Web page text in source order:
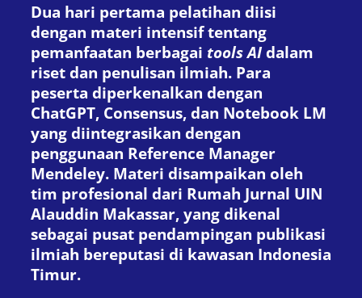
Dua hari pertama pelatihan diisi
dengan materi intensif tentang
pemanfaatan berbagai tools AI dalam
riset dan penulisan ilmiah. Para
peserta diperkenalkan dengan
ChatGPT, Consensus, dan Notebook LM
yang diintegrasikan dengan
penggunaan Reference Manager
Mendeley. Materi disampaikan oleh
tim profesional dari Rumah Jurnal UIN
Alauddin Makassar, yang dikenal
sebagai pusat pendampingan publikasi
ilmiah bereputasi di kawasan Indonesia
Timur.